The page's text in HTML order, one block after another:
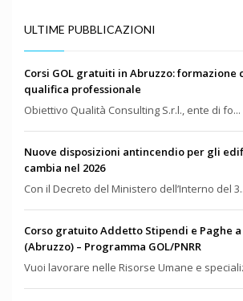
ULTIME PUBBLICAZIONI
Corsi GOL gratuiti in Abruzzo: formazione
qualifica professionale
Obiettivo Qualità Consulting S.r.l., ente di fo...
Nuove disposizioni antincendio per gli
cambia nel 2026
Con il Decreto del Ministero dell’Interno del
Corso gratuito Addetto Stipendi e Paghe
(Abruzzo) – Programma GOL/PNRR
Vuoi lavorare nelle Risorse Umane e